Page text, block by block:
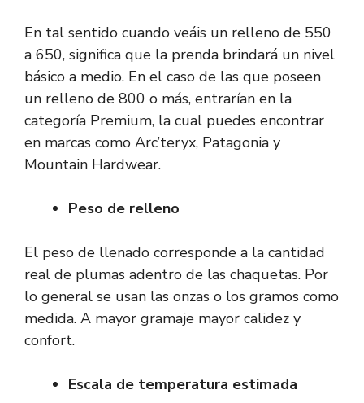
En tal sentido cuando veáis un relleno de 550
a 650, significa que la prenda brindará un nivel
básico a medio. En el caso de las que poseen
un relleno de 800 o más, entrarían en la
categoría Premium, la cual puedes encontrar
en marcas como Arc’teryx, Patagonia y
Mountain Hardwear.
Peso de relleno
El peso de llenado corresponde a la cantidad
real de plumas adentro de las chaquetas. Por
lo general se usan las onzas o los gramos como
medida. A mayor gramaje mayor calidez y
confort.
Escala de temperatura estimada